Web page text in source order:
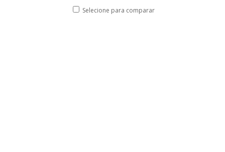
Selecione para comparar